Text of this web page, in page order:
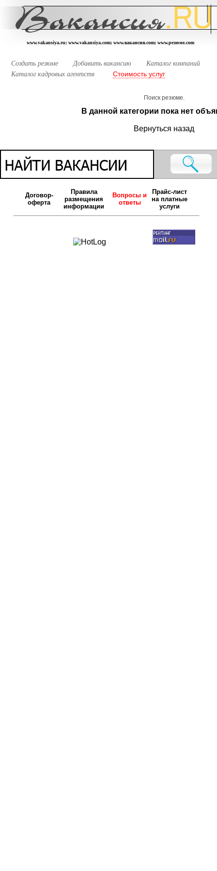
www.vakansiya.ru; www.vakansiya.com; www.вакансия.com; www.резюме.com
Создать резюме Добавить вакансию
Каталог компаний
Каталог кадровых агентств
Стоимость услуг
Поиск резюме.
В данной категории пока нет
Вернуться назад
Договор-
оферта
Правила
размещения
информации
Вопросы и
ответы
Прайс-лист
на платные
услуги